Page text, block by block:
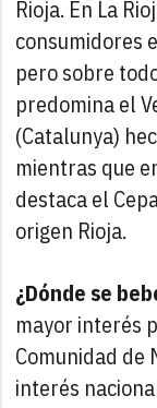
Rioja. En La
consumidores
pero sobre
predomina el
(Catalunya)
mientras que
destaca el
origen Rioja.
¿Dónde se
mayor interés
Comunidad de
interés